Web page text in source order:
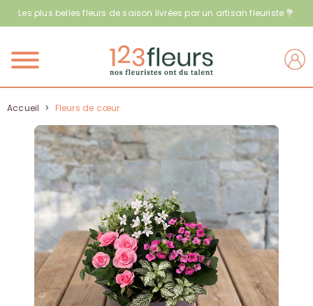
Les plus belles fleurs de saison livrées par un artisan fleuriste 💐
Menu
Accueil > Fleurs de cœur